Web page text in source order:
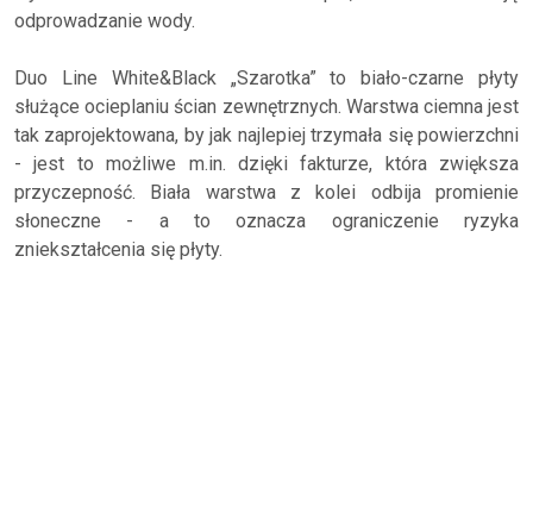
odprowadzanie wody.
Duo Line White&Black „Szarotka” to biało-czarne płyty
służące ocieplaniu ścian zewnętrznych. Warstwa ciemna jest
tak zaprojektowana, by jak najlepiej trzymała się powierzchni
- jest to możliwe m.in. dzięki fakturze, która zwiększa
przyczepność. Biała warstwa z kolei odbija promienie
słoneczne - a to oznacza ograniczenie ryzyka
zniekształcenia się płyty.